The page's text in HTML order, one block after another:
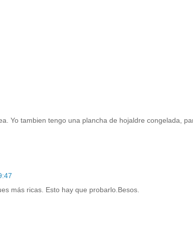
Yo tambien tengo una plancha de hojaldre congelada,
más ricas. Esto hay que probarlo.Besos.